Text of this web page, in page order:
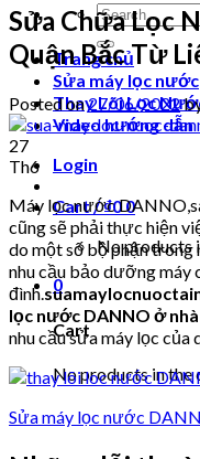
Search
for:
Trang chủ
Sửa máy lọc nước
Thay Lõi Lọc
Video hướng dẫn
Login
Cart /₫00
No products
0
Cart
No products in the
Sửa Chữa Lọc
Quận Bắc Từ
Posted on27/06/2022
27
Th6
Máy lọc nước
cũng sẽ phải thực hiện
do một số bộ phận
nhu cầu bảo dưỡng máy
đình.
lọc nước DANNO ở
nhu cầu sửa máy lọc của
Sửa máy lọc nước